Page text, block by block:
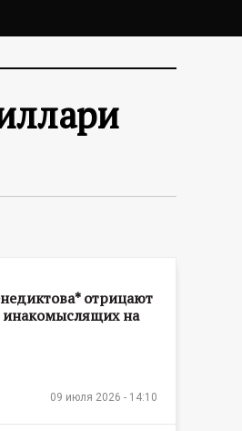
отрицают
инакомыслящих на
09 июля 2026 - 14:10